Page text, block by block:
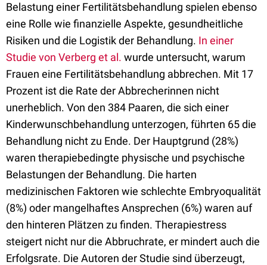
Belastung einer Fertilitätsbehandlung spielen ebenso
eine Rolle wie finanzielle Aspekte, gesundheitliche
Risiken und die Logistik der Behandlung. In einer
Studie von Verberg et al. wurde untersucht, warum
Frauen eine Fertilitätsbehandlung abbrechen. Mit 17
Prozent ist die Rate der Abbrecherinnen nicht
unerheblich. Von den 384 Paaren, die sich einer
Kinderwunschbehandlung unterzogen, führten 65 die
Behandlung nicht zu Ende. Der Hauptgrund (28%)
waren therapiebedingte physische und psychische
Belastungen der Behandlung. Die harten
medizinischen Faktoren wie schlechte Embryoqualität
(8%) oder mangelhaftes Ansprechen (6%) waren auf
den hinteren Plätzen zu finden. Therapiestress
steigert nicht nur die Abbruchrate, er mindert auch die
Erfolgsrate. Die Autoren der Studie sind überzeugt,